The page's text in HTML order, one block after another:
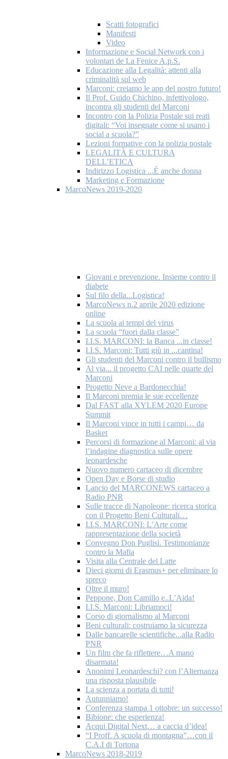
Scatti fotografici
Manifesti
Video
Informazione e Social Network con i
volontari de La Fenice A.p.S.
Educazione alla Legalità: attenti alla
criminalità sul web
Marconi: creiamo le app del nostro futuro!
Il Prof. Guido Chichino, infettivologo,
incontra gli studenti del Marconi
Incontro con la Polizia Postale sui reati
digitali: “Voi insegnate come si usano i
social a scuola?”
Lezioni formative con la polizia postale
LEGALITÀ E CULTURA
DELL’ETICA
Indirizzo Logistica ...È anche donna
Marketing e Formazione
MarcoNews 2019-2020
Giovani e prevenzione. Insieme contro il
diabete
Sul filo della...Logistica!
MarcoNews n.2 aprile 2020 edizione
online
La scuola ai tempi del virus
La scuola “fuori dalla classe”
I.I.S. MARCONI: la Banca ...in classe!
I.I.S. Marconi: Tutti giù in ...cantina!
Gli studenti del Marconi contro il bullismo
Al via... il progetto CAI nelle quarte del
Marconi
Progetto Neve a Bardonecchia!
Il Marconi premia le sue eccellenze
Dal FAST alla XYLEM 2020 Europe
Summit
Il Marconi vince in tutti i campi… da
Basket
Percorsi di formazione al Marconi: al via
l’indagine diagnostica sulle opere
leonardesche
Nuovo numero cartaceo di dicembre
Open Day e Borse di studio
Lancio del MARCONEWS cartaceo a
Radio PNR
Sulle tracce di Napoleone: ricerca storica
con il Progetto Beni Culturali…
I.I.S. MARCONI: L’Arte come
rappresentazione della società
Convegno Don Puglisi. Testimonianze
contro la Mafia
Visita alla Centrale del Latte
Dieci giorni di Erasmus+ per eliminare lo
spreco
Oltre il muro!
Peppone, Don Camillo e..L’Aida!
I.I.S. Marconi: Libriamoci!
Corso di giornalismo al Marconi
Beni culturali: costruiamo la sicurezza
Dalle bancarelle scientifiche...alla Radio
PNR
Un film che fa riflettere…A mano
disarmata!
Anonimi Leonardeschi? con l’Alternanza
una risposta plausibile
La scienza a portata di tutti!
Autunniamo!
Conferenza stampa 1 ottobre: un successo!
Bibione: che esperienza!
Acqui Digital Next… a caccia d’idea!
“I Proff. A scuola di montagna”…con il
C.A.I di Tortona
MarcoNews 2018-2019